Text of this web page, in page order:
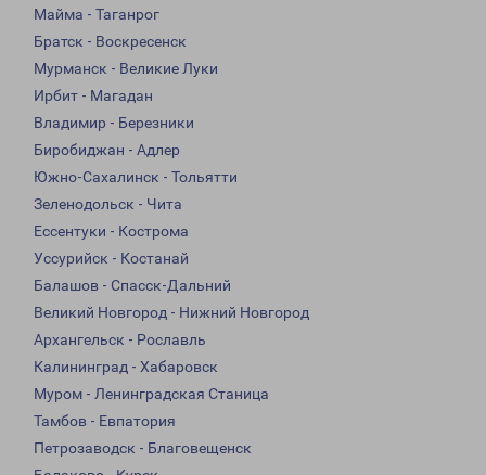
Майма - Таганрог
Братск - Воскресенск
Мурманск - Великие Луки
Ирбит - Магадан
Владимир - Березники
Биробиджан - Адлер
Южно-Сахалинск - Тольятти
Зеленодольск - Чита
Ессентуки - Кострома
Уссурийск - Костанай
Балашов - Спасск-Дальний
Великий Новгород - Нижний Новгород
Архангельск - Рославль
Калининград - Хабаровск
Муром - Ленинградская Станица
Тамбов - Евпатория
Петрозаводск - Благовещенск